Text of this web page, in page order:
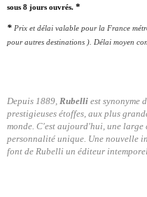
sous 8 jours ouvrés. *
* Prix et délai valable pour la France
pour autres destinations ). Délai moyen
Depuis 1889, Rubelli est synonyme
prestigieuses étoffes, aux plus
monde. C'est aujourd'hui, une
personnalité unique. Une nouvelle
font de Rubelli un éditeur